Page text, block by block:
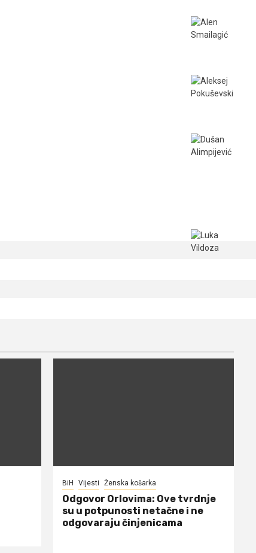
BiH Vijesti Ženska košarka
Odgovor Orlovima: ​Ove tvrdnje
su u potpunosti netačne i ne
odgovaraju činjenicama